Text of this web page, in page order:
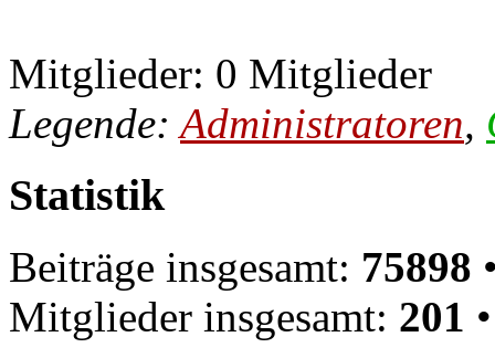
Mitglieder: 0 Mitglieder
Legende:Administratoren,
Statistik
Beiträge insgesamt: 75898
Mitglieder insgesamt: 201